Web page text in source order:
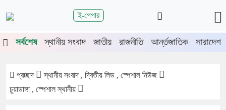
ই-পেপার
শিরোনাম
চুয়াডাঙ্গায় সওজের
সর্বশেষ
স্থানীয় সংবাদ জাতীয় রাজনীতি আর্ন্তজাতিক সারাদেশ
প্রচ্ছদ
স্থানীয় সংবাদ , দ্বিতীয় লিড , স্পেশাল নিউজ
চুয়াডাঙ্গা , স্পেশাল স্থানীয়